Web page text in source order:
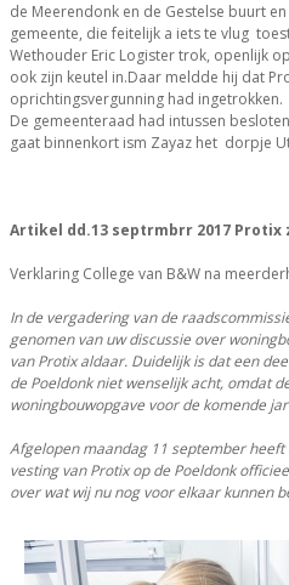
de Meerendonk en de Gestelse buurt
gemeente, die feitelijk a iets te vlug
Wethouder Eric Logister trok, openlijk
ook zijn keutel in.Daar meldde hij dat
oprichtingsvergunning had ingetrokken.
De gemeenteraad had intussen
gaat binnenkort ism Zayaz het dorpje
Artikel dd.13 septrmbrr 2017
Verklaring College van B&W na
In de vergadering van de
genomen van uw discussie over
van Protix aldaar. Duidelijk is dat een
de Poeldonk niet wenselijk acht, omdat
woningbouwopgave voor de komende
Afgelopen maandag 11 september
vesting van Protix op de Poeldonk
over wat wij nu nog voor elkaar kunnen